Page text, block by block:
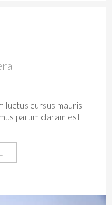
luctus cursus mauris
parum claram est